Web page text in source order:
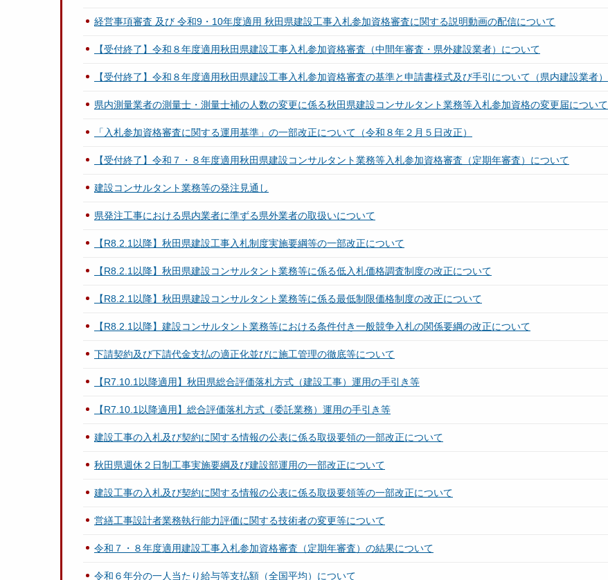
経営事項審査 及び 令和9・10年度適用 秋田県建設工事入札参加資格審査に関する説明動画の配信について
【受付終了】令和８年度適用秋田県建設工事入札参加資格審査（中間年審査・県外建設業者）について
【受付終了】令和８年度適用秋田県建設工事入札参加資格審査の基準と申請書様式及び手引について（県内建設業者）
県内測量業者の測量士・測量士補の人数の変更に係る秋田県建設コンサルタント業務等入札参加資格の変更届について
「入札参加資格審査に関する運用基準」の一部改正について（令和８年２月５日改正）
【受付終了】令和７・８年度適用秋田県建設コンサルタント業務等入札参加資格審査（定期年審査）について
建設コンサルタント業務等の発注見通し
県発注工事における県内業者に準ずる県外業者の取扱いについて
【R8.2.1以降】秋田県建設工事入札制度実施要綱等の一部改正について
【R8.2.1以降】秋田県建設コンサルタント業務等に係る低入札価格調査制度の改正について
【R8.2.1以降】秋田県建設コンサルタント業務等に係る最低制限価格制度の改正について
【R8.2.1以降】建設コンサルタント業務等における条件付き一般競争入札の関係要綱の改正について
下請契約及び下請代金支払の適正化並びに施工管理の徹底等について
【R7.10.1以降適用】秋田県総合評価落札方式（建設工事）運用の手引き等
【R7.10.1以降適用】総合評価落札方式（委託業務）運用の手引き等
建設工事の入札及び契約に関する情報の公表に係る取扱要領の一部改正について
秋田県週休２日制工事実施要綱及び建設部運用の一部改正について
建設工事の入札及び契約に関する情報の公表に係る取扱要領等の一部改正について
営繕工事設計者業務執行能力評価に関する技術者の変更等について
令和７・８年度適用建設工事入札参加資格審査（定期年審査）の結果について
令和６年分の一人当たり給与等支払額（全国平均）について